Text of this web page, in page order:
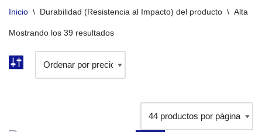
Inicio \ Durabilidad (Resistencia al Impacto) del producto \ Alta
Mostrando los 39 resultados